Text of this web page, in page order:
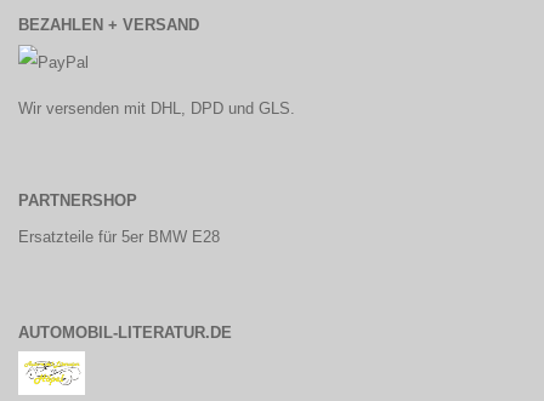
BEZAHLEN + VERSAND
Wir versenden mit DHL, DPD und GLS.
PARTNERSHOP
Ersatzteile für 5er BMW E28
AUTOMOBIL-LITERATUR.DE